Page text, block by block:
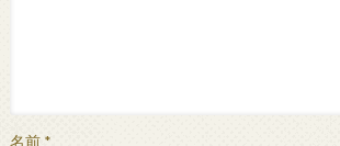
名前 *